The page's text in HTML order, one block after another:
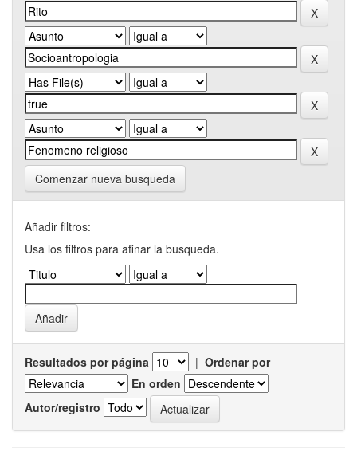
Comenzar nueva busqueda
Añadir filtros:
Usa los filtros para afinar la busqueda.
Resultados por página | Ordenar por
En orden
Autor/registro